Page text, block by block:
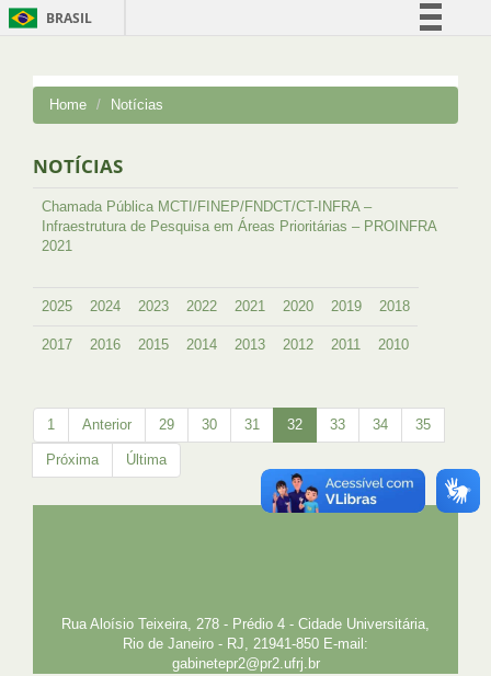
BRASIL
Comunica BR
Canais
Home Notícias
NOTÍCIAS
Chamada Pública MCTI/FINEP/FNDCT/CT-INFRA –
Infraestrutura de Pesquisa em Áreas Prioritárias – PROINFRA
2021
2025 2024 2023 2022 2021 2020 2019 2018
2017 2016 2015 2014 2013 2012 2011 2010
1 Anterior 29 30 31 32 33 34 35
Próxima Última
Rua Aloísio Teixeira, 278 - Prédio 4 - Cidade Universitária,
Rio de Janeiro - RJ, 21941-850 E-mail:
gabinetepr2@pr2.ufrj.br